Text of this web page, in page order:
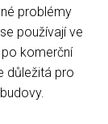
problémy
používají ve
komerční
důležitá pro